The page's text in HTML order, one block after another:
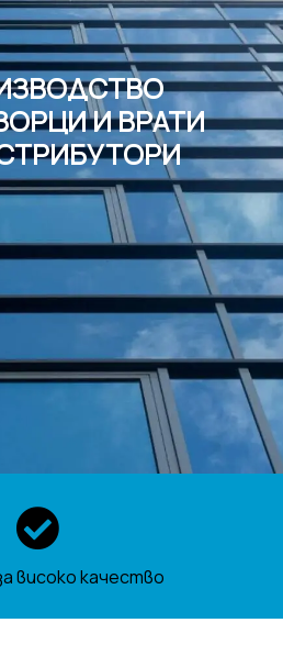
И ВРАТИ
високо качество